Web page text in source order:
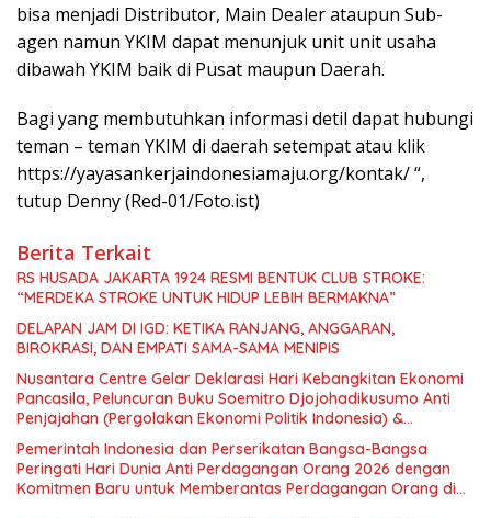
bisa menjadi Distributor, Main Dealer ataupun Sub-
agen namun YKIM dapat menunjuk unit unit usaha
dibawah YKIM baik di Pusat maupun Daerah.
Bagi yang membutuhkan informasi detil dapat hubungi
teman – teman YKIM di daerah setempat atau klik
https://yayasankerjaindonesiamaju.org/kontak/ “,
tutup Denny (Red-01/Foto.ist)
Berita Terkait
RS HUSADA JAKARTA 1924 RESMI BENTUK CLUB STROKE:
“MERDEKA STROKE UNTUK HIDUP LEBIH BERMAKNA”
DELAPAN JAM DI IGD: KETIKA RANJANG, ANGGARAN,
BIROKRASI, DAN EMPATI SAMA-SAMA MENIPIS
Nusantara Centre Gelar Deklarasi Hari Kebangkitan Ekonomi
Pancasila, Peluncuran Buku Soemitro Djojohadikusumo Anti
Penjajahan (Pergolakan Ekonomi Politik Indonesia) &
Simposium Nasional “Urgensi Undang-Undang Perekonomian
Nasional dan Kesejahteraan Sosial dalam Menata Bangsa
Menuju Indonesia Emas 2045”,
Pemerintah Indonesia dan Perserikatan Bangsa-Bangsa
Peringati Hari Dunia Anti Perdagangan Orang 2026 dengan
Komitmen Baru untuk Memberantas Perdagangan Orang di